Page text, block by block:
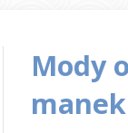
mody okno wyświetlania kobiece głowy